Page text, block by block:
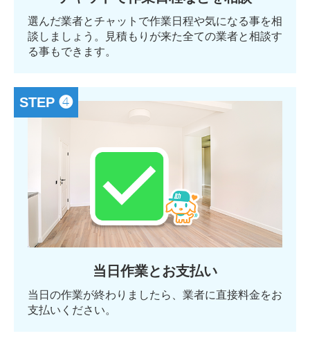
選んだ業者とチャットで作業日程や気になる事を相
談しましょう。見積もりが来た全ての業者と相談す
る事もできます。
STEP ❹
当日作業とお支払い
当日の作業が終わりましたら、業者に直接料金をお
支払いください。